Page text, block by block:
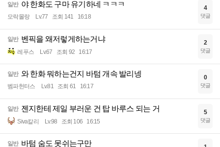
일반 야 한화도 구마 유기하네 ㅋㅋㅋ
모락몰랑 Lv.77 조회 141 16:18
4
댓글
일반 벤픽을 왜저렇게하는거냐
레푸스 Lv.67 조회 92 16:17
2
댓글
일반 와 한화 뭐하는건지 바텀 개속 발리넹
벰파헌터스 Lv.81 조회 61 16:17
0
댓글
일반 젠지한테 제일 부러운 건 탑 바루스 되는 거
Siva칼리 Lv.98 조회 106 16:15
5
댓글
일반 바텀 숨도 못쉬는구만